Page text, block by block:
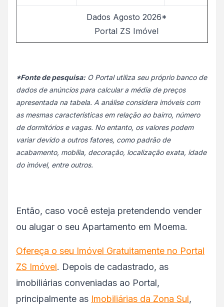
Dados Agosto 2026*
Portal ZS Imóvel
*Fonte de pesquisa: O Portal utiliza seu próprio banco de
dados de anúncios para calcular a média de preços
apresentada na tabela. A análise considera imóveis com
as mesmas características em relação ao bairro, número
de dormitórios e vagas. No entanto, os valores podem
variar devido a outros fatores, como padrão de
acabamento, mobília, decoração, localização exata, idade
do imóvel, entre outros.
Então, caso você esteja pretendendo vender
ou alugar o seu Apartamento em Moema.
Ofereça o seu Imóvel Gratuitamente no Portal
ZS Imóvel. Depois de cadastrado, as
imobiliárias conveniadas ao Portal,
principalmente as Imobiliárias da Zona Sul,